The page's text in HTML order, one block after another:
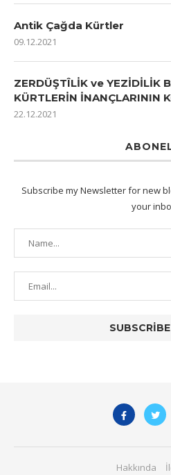
Antik Çağda Kürtler
09.12.2021
ZERDÜŞTÎLİK ve YEZİDİLİK
KÜRTLERİN İNANÇLARININ
22.12.2021
Subscribe my Newsletter for new
your
Hakkında